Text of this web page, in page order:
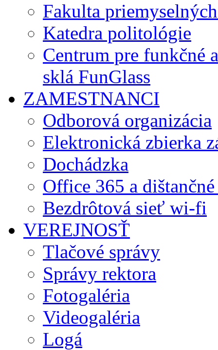
Fakulta
Katedra politológie
Centrum pre funkčné
sklá FunGlass
ZAMESTNANCI
Odborová organizácia
Elektronická zbierka
Dochádzka
Office 365 a
Bezdrôtová sieť wi-fi
VEREJNOSŤ
Tlačové správy
Správy rektora
Fotogaléria
Videogaléria
Logá